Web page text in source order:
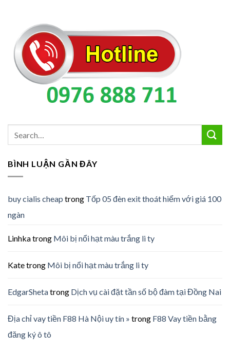
BÌNH LUẬN GẦN ĐÂY
buy cialis cheap trong Tốp 05 đèn exit thoát hiểm với giá 100
ngàn
Linhkatrong Môi bị nổi hạt màu trắng li ty
Katetrong Môi bị nổi hạt màu trắng li ty
EdgarShetatrong Dịch vụ cài đặt tần số bộ đàm tại Đồng Nai
Địa chỉ vay tiền F88 Hà Nội uy tín » trong F88 Vay tiền bằng
đăng ký ô tô